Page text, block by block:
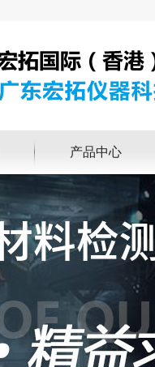
产品中心